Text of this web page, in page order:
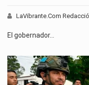
LaVibrante.Com
El gobernador…